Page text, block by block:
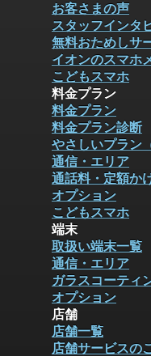
お客さまの声
スタッフインタ
無料おためしサ
イオンのスマホ
こどもスマホ
料金プラン
料金プラン
料金プラン診断
やさしいプラン
通信・エリア
通話料・定額か
オプション
こどもスマホ
端末
取扱い端末一覧
通信・エリア
ガラスコーティ
オプション
店舗
店舗一覧
店舗サービスの